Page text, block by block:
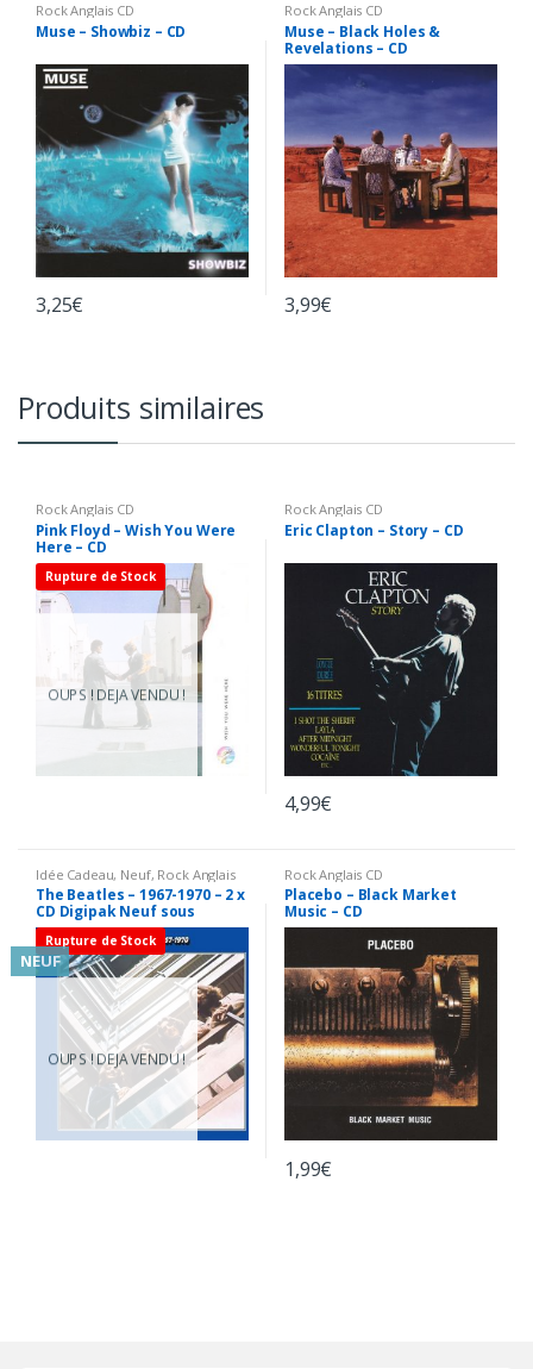
Rock Anglais CD
Muse – Showbiz – CD
3,25€
Rock Anglais CD
Muse – Black Holes &
Revelations – CD
3,99€
Produits similaires
Rock Anglais CD
Pink Floyd – Wish You Were
Here – CD
Rupture de Stock
OUPS ! DEJA VENDU !
Rock Anglais CD
Eric Clapton – Story – CD
4,99€
Idée Cadeau, Neuf, Rock Anglais
CD
The Beatles – 1967-1970 – 2 x
CD Digipak Neuf sous
Blister
Rupture de Stock
NEUF
OUPS ! DEJA VENDU !
Rock Anglais CD
Placebo – Black Market
Music – CD
1,99€